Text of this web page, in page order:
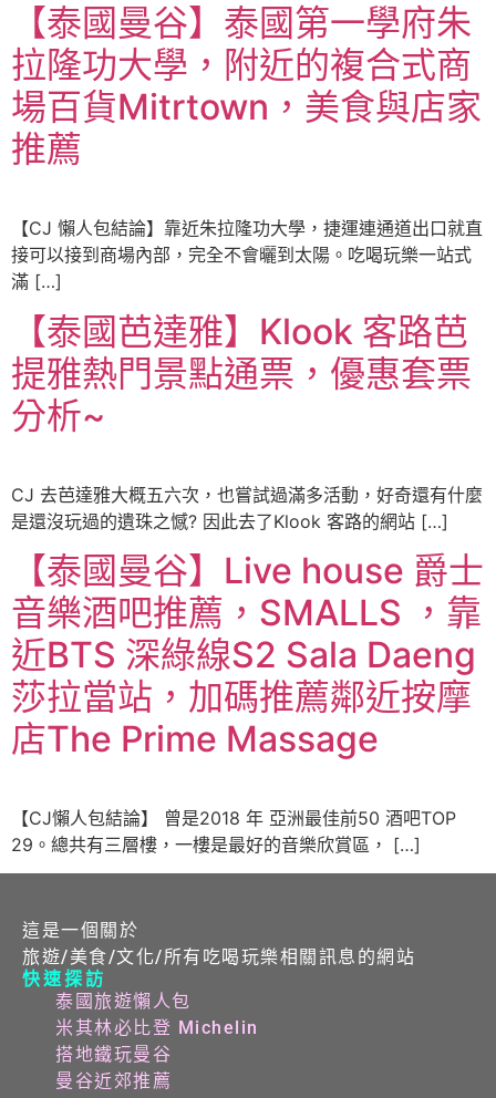
【泰國曼谷】泰國第一學府朱
拉隆功大學，附近的複合式商
場百貨Mitrtown，美食與店家
推薦
【CJ 懶人包結論】靠近朱拉隆功大學，捷運連通道出口就直
接可以接到商場內部，完全不會曬到太陽。吃喝玩樂一站式
滿 […]
【泰國芭達雅】Klook 客路芭
提雅熱門景點通票，優惠套票
分析~
CJ 去芭達雅大概五六次，也嘗試過滿多活動，好奇還有什麼
是還沒玩過的遺珠之憾? 因此去了Klook 客路的網站 […]
【泰國曼谷】Live house 爵士
音樂酒吧推薦，SMALLS ，靠
近BTS 深綠線S2 Sala Daeng
莎拉當站，加碼推薦鄰近按摩
店The Prime Massage
【CJ懶人包結論】 曾是2018 年 亞洲最佳前50 酒吧TOP
29。總共有三層樓，一樓是最好的音樂欣賞區， […]
這是一個關於
旅遊/美食/文化/所有吃喝玩樂相關訊息的網站
快速探訪
泰國旅遊懶人包
米其林必比登 Michelin
搭地鐵玩曼谷
曼谷近郊推薦